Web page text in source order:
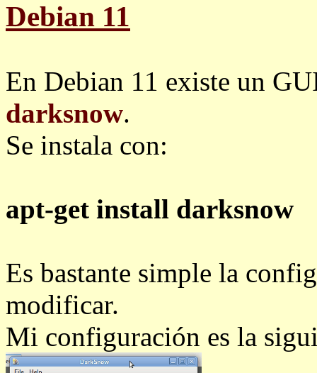
Debian 11
En Debian 11 existe un
darksnow.
Se instala con:
apt-get install darksnow
Es bastante simple la
modificar.
Mi configuración es la